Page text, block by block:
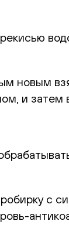
новым
и затем
с